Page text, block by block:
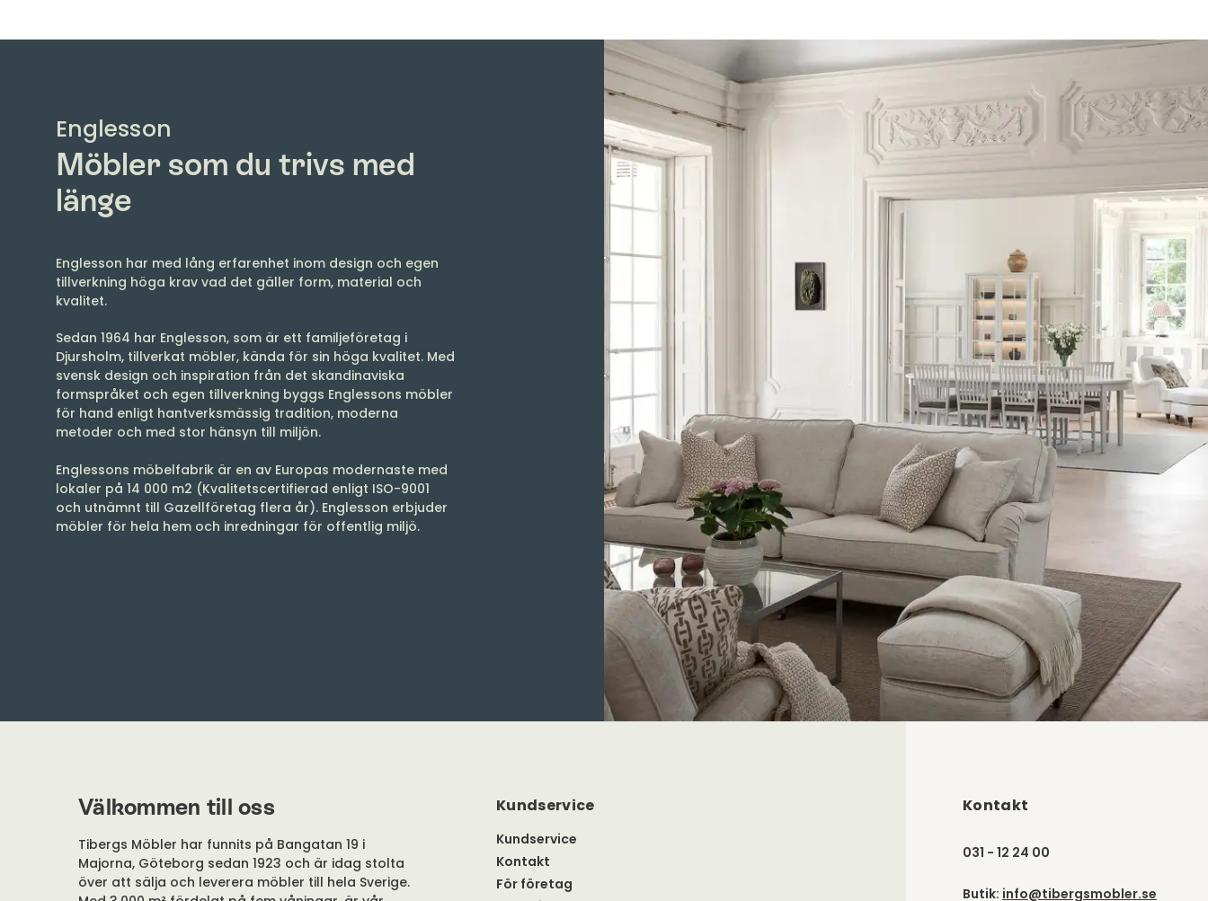
Englesson
Möbler som du trivs med
länge
Englesson har med lång erfarenhet inom design och egen
tillverkning höga krav vad det gäller form, material och
kvalitet.
Sedan 1964 har Englesson, som är ett familjeföretag i
Djursholm, tillverkat möbler, kända för sin höga kvalitet. Med
svensk design och inspiration från det skandinaviska
formspråket och egen tillverkning byggs Englessons möbler
för hand enligt hantverksmässig tradition, moderna
metoder och med stor hänsyn till miljön.
Englessons möbelfabrik är en av Europas modernaste med
lokaler på 14 000 m2 (Kvalitetscertifierad enligt ISO-9001
och utnämnt till Gazellföretag flera år). Englesson erbjuder
möbler för hela hem och inredningar för offentlig miljö.
Välkommen till oss
Tibergs Möbler har funnits på Bangatan 19 i
Majorna, Göteborg sedan 1923 och är idag stolta
över att sälja och leverera möbler till hela Sverige.
Kundservice
Kundservice
Kontakt
För företag
Kontakt
031 - 12 24 00
Butik: info@tibergsmobler.se